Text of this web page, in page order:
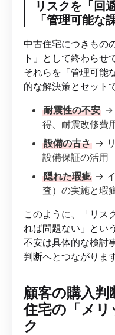
リスクを「回
「管理可能な
中古住宅につきもの
ト」として終わらせ
それらを「管理可能
的な解決策とセット
耐震性の不安 →
得、耐震改修費
設備の古さ →
設備保証の活用
隠れた瑕疵 →
査）の実施と瑕
このように、「リス
れば問題ない」とい
不安は具体的な検討
判断へとつながります
顧客の購入
住宅の「メリ
ク